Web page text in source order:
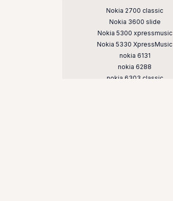
Поддерживаемые модели
Nokia 2700 classic
Nokia 3600 slide
Nokia 5300 xpressmusic
Nokia 5330 XpressMusic
nokia 6131
nokia 6288
nokia 6303 classic